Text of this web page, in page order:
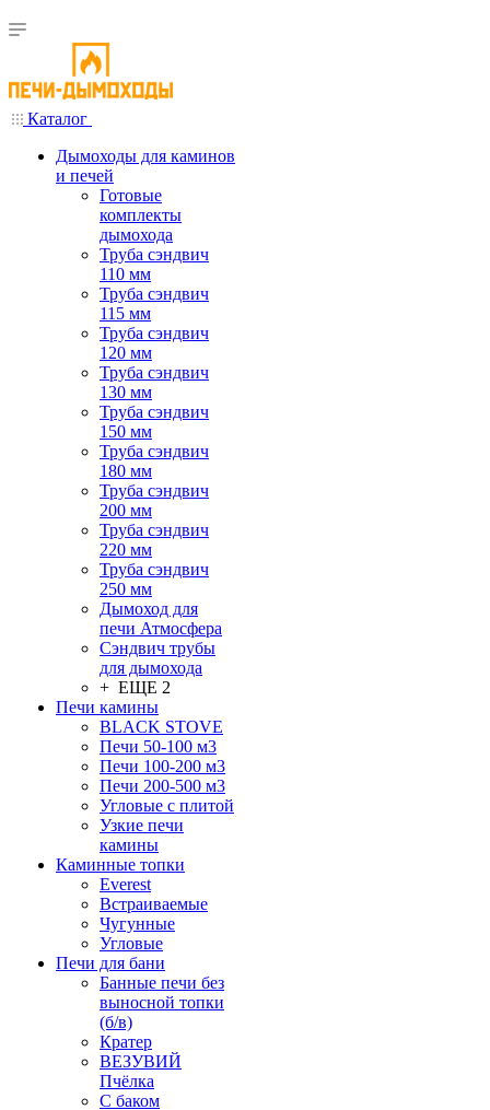
Каталог
Дымоходы для каминов
и печей
Готовые
комплекты
дымохода
Труба сэндвич
110 мм
Труба сэндвич
115 мм
Труба сэндвич
120 мм
Труба сэндвич
130 мм
Труба сэндвич
150 мм
Труба сэндвич
180 мм
Труба сэндвич
200 мм
Труба сэндвич
220 мм
Труба сэндвич
250 мм
Дымоход для
печи Атмосфера
Сэндвич трубы
для дымохода
+ ЕЩЕ 2
Печи камины
BLACK STOVE
Печи 50-100 м3
Печи 100-200 м3
Печи 200-500 м3
Угловые с плитой
Узкие печи
камины
Каминные топки
Everest
Встраиваемые
Чугунные
Угловые
Печи для бани
Банные печи без
выносной топки
(б/в)
Кратер
ВЕЗУВИЙ
Пчёлка
С баком